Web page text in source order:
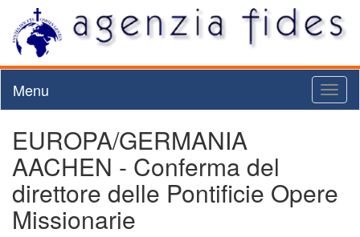
Menu
EUROPA/GERMANIA
AACHEN - Conferma del
direttore delle Pontificie Opere
Missionarie